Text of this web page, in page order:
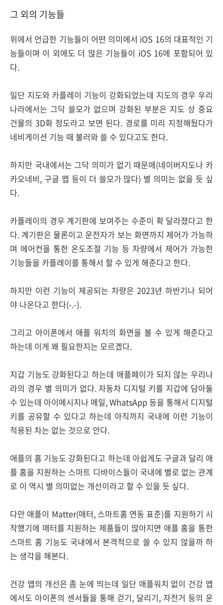
그 외의 기능들
위에서 언급한 기능들이 어떤 의미에서 iOS 16의 대표적인 기
능들이며 이 외에도 더 많은 기능들이 iOS 16에 포함되어 있
다.
일단 지도와 카플레이 기능이 강화되었는데 지도의 경우 우리
나라에서는 그닥 쓸모가 없으며 강화된 부분은 지도 상 중요
건물의 3D화 정도라고 보면 된다. 경로를 미리 지정해뒀다가
네비게이션 기능 때 불러와 쓸 수 있다고도 한다.
하지만 국내에서는 그닥 의미가 없기 때문에(네이버지도나 카
카오네비, 구글 맵 등이 더 쓸모가 많다) 별 의미는 없을 듯 싶
다.
카플레이의 경우 계기판에 보여주는 수준이 확 달라졌다고 한
다. 계기판은 물론이고 운전자가 보는 화면까지 제어가 가능하
며 에어컨을 통한 온도조절 기능 등 차량에서 제어가 가능한
기능들을 카플레이를 통해서 할 수 있게 해준다고 한다.
하지만 이런 기능이 제공되는 차량은 2023년 하반기나 되어
야 나온다고 한다(-.-).
그리고 아이폰에서 애플 워치의 화면을 볼 수 있게 해준다고
하는데 이게 왜 필요한지는 모르겠다.
지갑 기능도 강화된다고 하는데 애플페이가 되지 않는 우리나
라의 경우 별 의미가 없다. 자동차 디지털 키를 지갑에 담아둘
수 있는데 아이메시지나 메일, WhatsApp 등을 통해서 디지털
키를 공유할 수 있다고 하는데 아직까지 국내에 이런 기능이
적용된 차는 없는 것으로 안다.
애플의 홈 기능도 강화된다고 하는데 아쉽게도 구글과 달리 애
플 홈을 지원하는 스마트 디바이스들이 국내에 별로 없는 관계
로 이 역시 별 의미없는 개선이라고 할 수 있을 듯 싶다.
다만 애플이 Matter(매터, 스마트홈 연동 표준)를 지원하기 시
작했기에 매터를 지원하는 제품들이 많아지면 애플 홈을 통한
스마트 홈 기능도 국내에서 본격적으로 쓸 수 있지 않을까 하
는 생각을 해본다.
건강 앱의 개선은 좀 눈에 띄는데 일단 애플워치 없이 건강 앱
에서도 아이폰의 센서들을 통해 걷기, 달리기, 자전거 등의 운